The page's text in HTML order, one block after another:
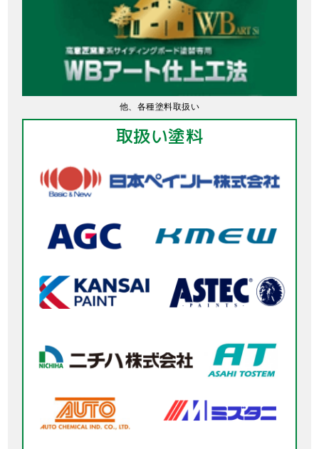
他、各種塗料取扱い
取扱い塗料